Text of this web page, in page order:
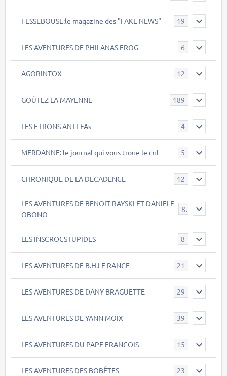
FESSEBOUSE:le magazine des "FAKE NEWS" 19
LES AVENTURES DE PHILANAS FROG 6
AGORINTOX 12
GOÛTEZ LA MAYENNE 189
LES ETRONS ANTI-FAs 4
MERDANNE: le journal qui vous troue le cul 5
CHRONIQUE DE LA DECADENCE 12
LES AVENTURES DE BENOIT RAYSKI ET DANIELE
OBONO
8
LES INSCROCSTUPIDES 8
LES AVENTURES DE B.H.LE RANCE 21
LES AVENTURES DE DANY BRAGUETTE 29
LES AVENTURES DE YANN MOIX 39
LES AVENTURES DU PAPE FRANCOIS 15
LES AVENTURES DES BOBÊTES 23